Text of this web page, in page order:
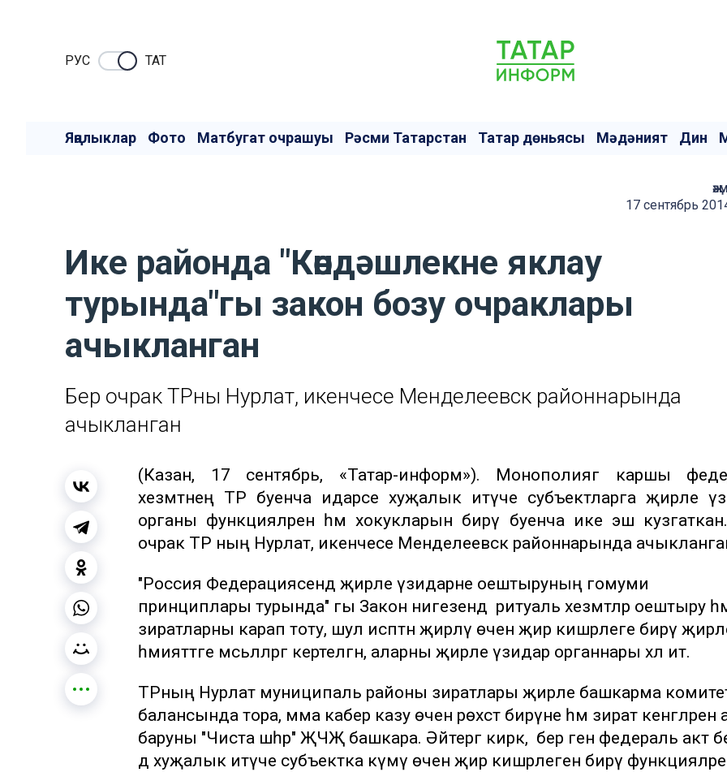
РУC ТАТ
Яңалыклар Фото Матбугат очрашуы Рәсми Татарстан Татар дөньясы Мәдәният Дин
17 сентябрь
Ике районда "Көндәшлекне яклау
турында"гы закон бозу очраклары
ачыкланган
Бер очрак ТРның Нурлат, икенчесе Менделеевск районнарында
ачыкланган
(Казан, 17 сентябрь, «Татар-информ»). Монополиягә каршы
хезмәтнең ТР буенча идарәсе хуҗалык итүче субъектларга җирле
органы функцияләрен һәм хокукларын бирү буенча ике эш
очрак ТР ның Нурлат, икенчесе Менделеевск районнарында
"Россия Федерациясендә җирле үзидарәне оештыруның гомуми
принциплары турында" гы Закон нигезендә ритуаль хезмәтләр оештыру
зиратларны карап тоту, шул исәптән җирләү өчен җир кишәрлеге бирү
әһәмияттәге мәсьәләләргә кертелгән, аларны җирле үзидарә органнары хәл итә.
ТРның Нурлат муниципаль районы зиратлары җирле башкарма
балансында тора, әмма кабер казу өчен рөхсәт бирүне һәм зират
баруны "Чиста шәһәр" ҖЧҖ башкара. Әйтергә кирәк, бер генә федераль акт
дә хуҗалык итүче субъектка күмү өчен җир кишәрлеген бирү